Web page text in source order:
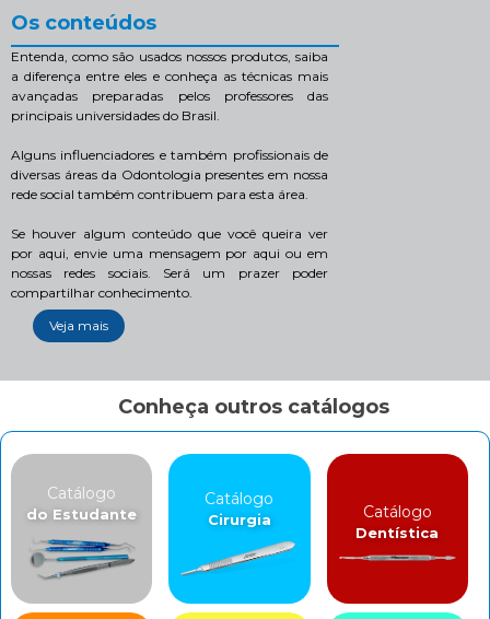
Os conteúdos
Entenda, como são usados nossos produtos, saiba
a diferença entre eles e conheça as técnicas mais
avançadas preparadas pelos professores das
principais universidades do Brasil.
Alguns influenciadores e também profissionais de
diversas áreas da Odontologia presentes em nossa
rede social também contribuem para esta área.
Se houver algum conteúdo que você queira ver
por aqui, envie uma mensagem por aqui ou em
nossas redes sociais. Será um prazer poder
compartilhar conhecimento.
Veja mais
Conheça outros catálogos
Catálogo
do Estudante
Catálogo
Cirurgia Catálogo
Dentística